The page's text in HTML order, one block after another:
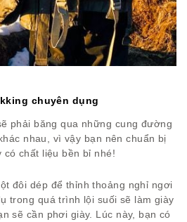
chuyên dụng
phải băng qua những cung đường
nhau, vì vậy bạn nên chuẩn bị
có chất liệu bền bỉ nhé!
đôi dép để thỉnh thoảng nghỉ ngơi
trong quá trình lội suối sẽ làm giày
sẽ cần phơi giày. Lúc này, bạn có